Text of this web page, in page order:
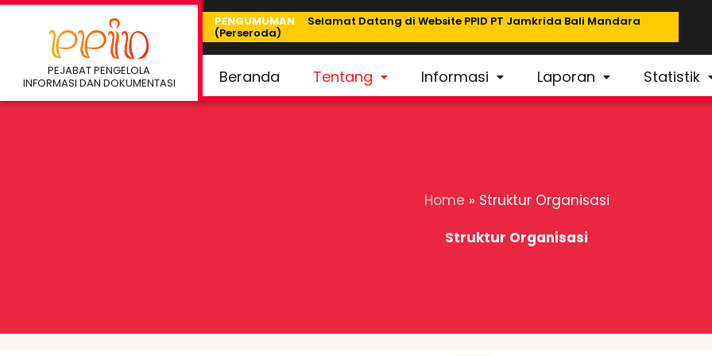
Skip
content
PEJABAT PENGELOLA
INFORMASI DAN DOKUMENTASI
PENGUMUMAN Selamat Datang di Website PPID PT Jamkrida Bali Mandara
(Perseroda)
Beranda Tentang Informasi Laporan Statistik
Home » Struktur Organisasi
Struktur Organisasi